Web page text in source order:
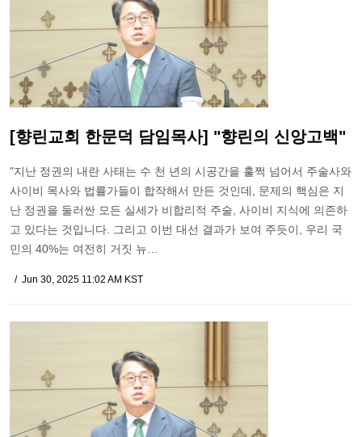
[향린교회 한문덕 담임목사] "향린의 신앙고백"
"지난 정권의 내란 사태는 수 천 년의 시공간을 훌쩍 넘어서 주술사와
사이비 목사와 법률가들이 합작해서 만든 것인데, 문제의 핵심은 지
난 정권을 둘러싼 모든 실세가 비합리적 주술, 사이비 지식에 의존하
고 있다는 것입니다. 그리고 이번 대선 결과가 보여 주듯이, 우리 국
민의 40%는 여전히 거짓 뉴…
Jun 30, 2025 11:02 AM KST